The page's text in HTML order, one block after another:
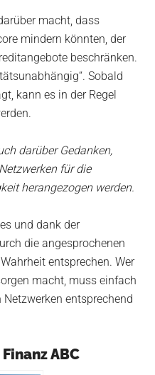
macht, dass
mindern könnten, der
beschränken.
Sobald
kann es in der Regel
darüber Gedanken,
für die
herangezogen werden.
und dank der
die angesprochenen
entsprechen. Wer
macht, muss einfach
entsprechend
ABC